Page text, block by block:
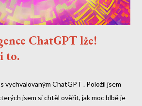
ChatGPT lže!
to.
vychvalovaným ChatGPT . Položil jsem
jsem si chtěl ověřit, jak moc blbě je